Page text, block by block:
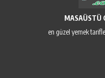
MASAÜSTÜ
en güzel yemek